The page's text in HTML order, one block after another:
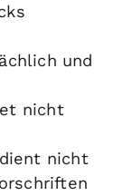
und
nicht
nicht